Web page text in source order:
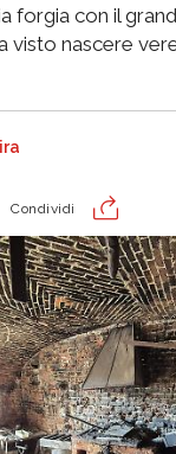
forgia con il
visto nascere
Condividi